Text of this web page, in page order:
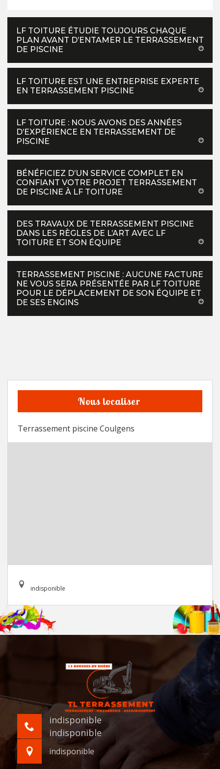
LF TOITURE ÉTUDIE TOUJOURS CHAQUE
PLAN AVANT D’ENTAMER LE TERRASSEMENT
DE PISCINE
LF TOITURE EST UNE ENTREPRISE EXPERTE
EN TERRASSEMENT PISCINE
LF TOITURE : NOUS AVONS DES ANNÉES
D’EXPÉRIENCE EN TERRASSEMENT DE
PISCINE
BÉNÉFICIEZ D’UN SERVICE COMPLET EN
CONFIANT VOTRE PROJET TERRASSEMENT
DE PISCINE À LF TOITURE
DES TRAVAUX DE TERRASSEMENT PISCINE
DANS LES RÈGLES DE L’ART AVEC LF
TOITURE ET SON ÉQUIPE
TERRASSEMENT PISCINE : AUCUNE FACTURE
NE VOUS SERA PRÉSENTÉE PAR LF TOITURE
POUR LE DÉPLACEMENT DE SON ÉQUIPE ET
DE SES ENGINS
Nous localiser
Terrassement piscine Coulgens
indisponible
indisponible
indisponible
indisponible